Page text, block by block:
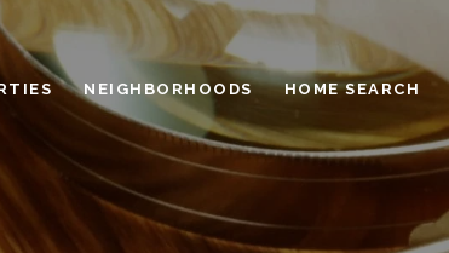
NEIGHBORHOODS HOME SEARCH